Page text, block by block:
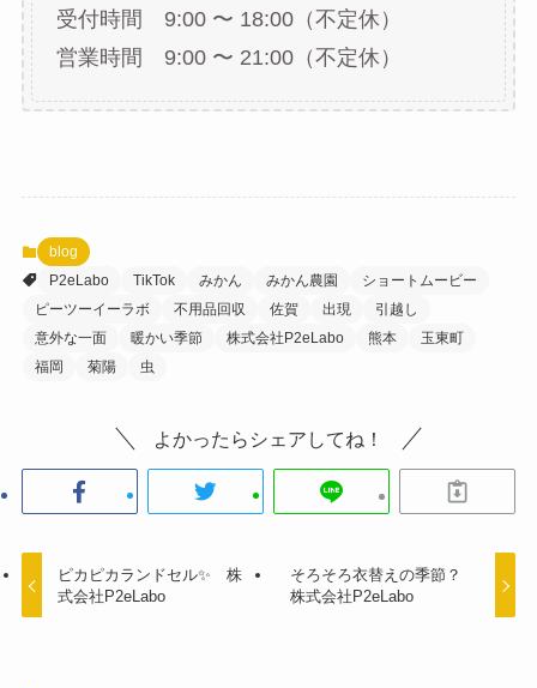
受付時間 9:00 〜 18:00（不定休）
営業時間 9:00 〜 21:00（不定休）
blog
P2eLabo
TikTok みかん みかん農園
ショートムービー
ピーツーイーラボ
不用品回収 佐賀 出現
引越し
意外な一面
暖かい季節 株式会社P2eLabo 熊本
玉東町
福岡
菊陽 虫
よかったらシェアしてね！
ピカピカランドセル✨ 株
式会社P2eLabo
そろそろ衣替えの季節？
株式会社P2eLabo